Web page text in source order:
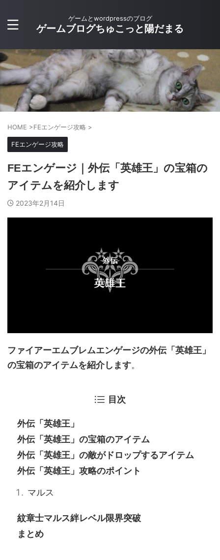
ゲームとwordpressのブログ
ゲームブログちゅこっと陽だまる
HOME >FEエンゲージ攻略 >
FEエンゲージ攻略
FEエンゲージ｜外伝「英雄王」の宝箱の
アイテムを紹介します
2023年2月14日
ファイアーエムブレムエンゲージの外伝「英雄王」
の宝箱のアイテムを紹介します。
目次
外伝「英雄王」
外伝「英雄王」の宝箱のアイテム
外伝「英雄王」の敵がドロップするアイテム
外伝「英雄王」攻略のポイント
マルス
紋章士マルス絆レベル限界突破
まとめ